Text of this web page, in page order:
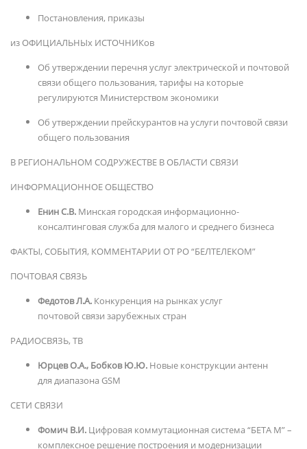
Постановления, приказы
из ОФИЦИАЛЬНЫх ИСТОЧНИКов
Об утверждении перечня услуг электрической и почтовой
связи общего пользования, тарифы на которые
регулируются Министерством экономики
Об утверждении прейскурантов на услуги почтовой связи
общего пользования
В РЕГИОНАЛЬНОМ СОДРУЖЕСТВЕ В ОБЛАСТИ СВЯЗИ
ИНФОРМАЦИОННОЕ ОБЩЕСТВО
Енин С.В. Минская городская информационно-
консалтинговая служба для малого и среднего бизнеса
ФАКТЫ, СОБЫТИЯ, КОММЕНТАРИИ ОТ РО “БЕЛТЕЛЕКОМ”
ПОЧТОВАЯ СВЯЗЬ
Федотов Л.А. Конкуренция на рынках услуг
почтовой связи зарубежных стран
РАДИОСВЯЗЬ, ТВ
Юрцев О.А., Бобков Ю.Ю. Новые конструкции антенн
для диапазона GSM
СЕТИ СВЯЗИ
Фомич В.И. Цифровая коммутационная система “БЕТА М” –
комплексное решение построения и модернизации